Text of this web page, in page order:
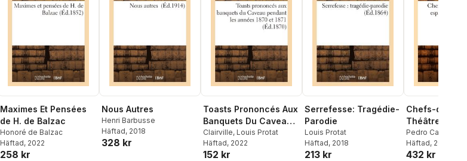
Maximes Et Pensées
de H. de Balzac
Honoré de Balzac
Häftad, 2022
258 kr
Nous Autres
Henri Barbusse
Häftad, 2018
328 kr
Toasts Prononcés Aux
Banquets Du Caveau
Pendant Les Années
1870 Et 1871
Clairville, Louis Protat
Häftad, 2022
152 kr
Serrefesse: Tragédie-
Parodie
Louis Protat
Häftad, 2018
213 kr
Chefs-
Théâtre
Caldéron. T. 1
(Éd.1822)
Pedro Calderón
Häftad, 2012
432 kr